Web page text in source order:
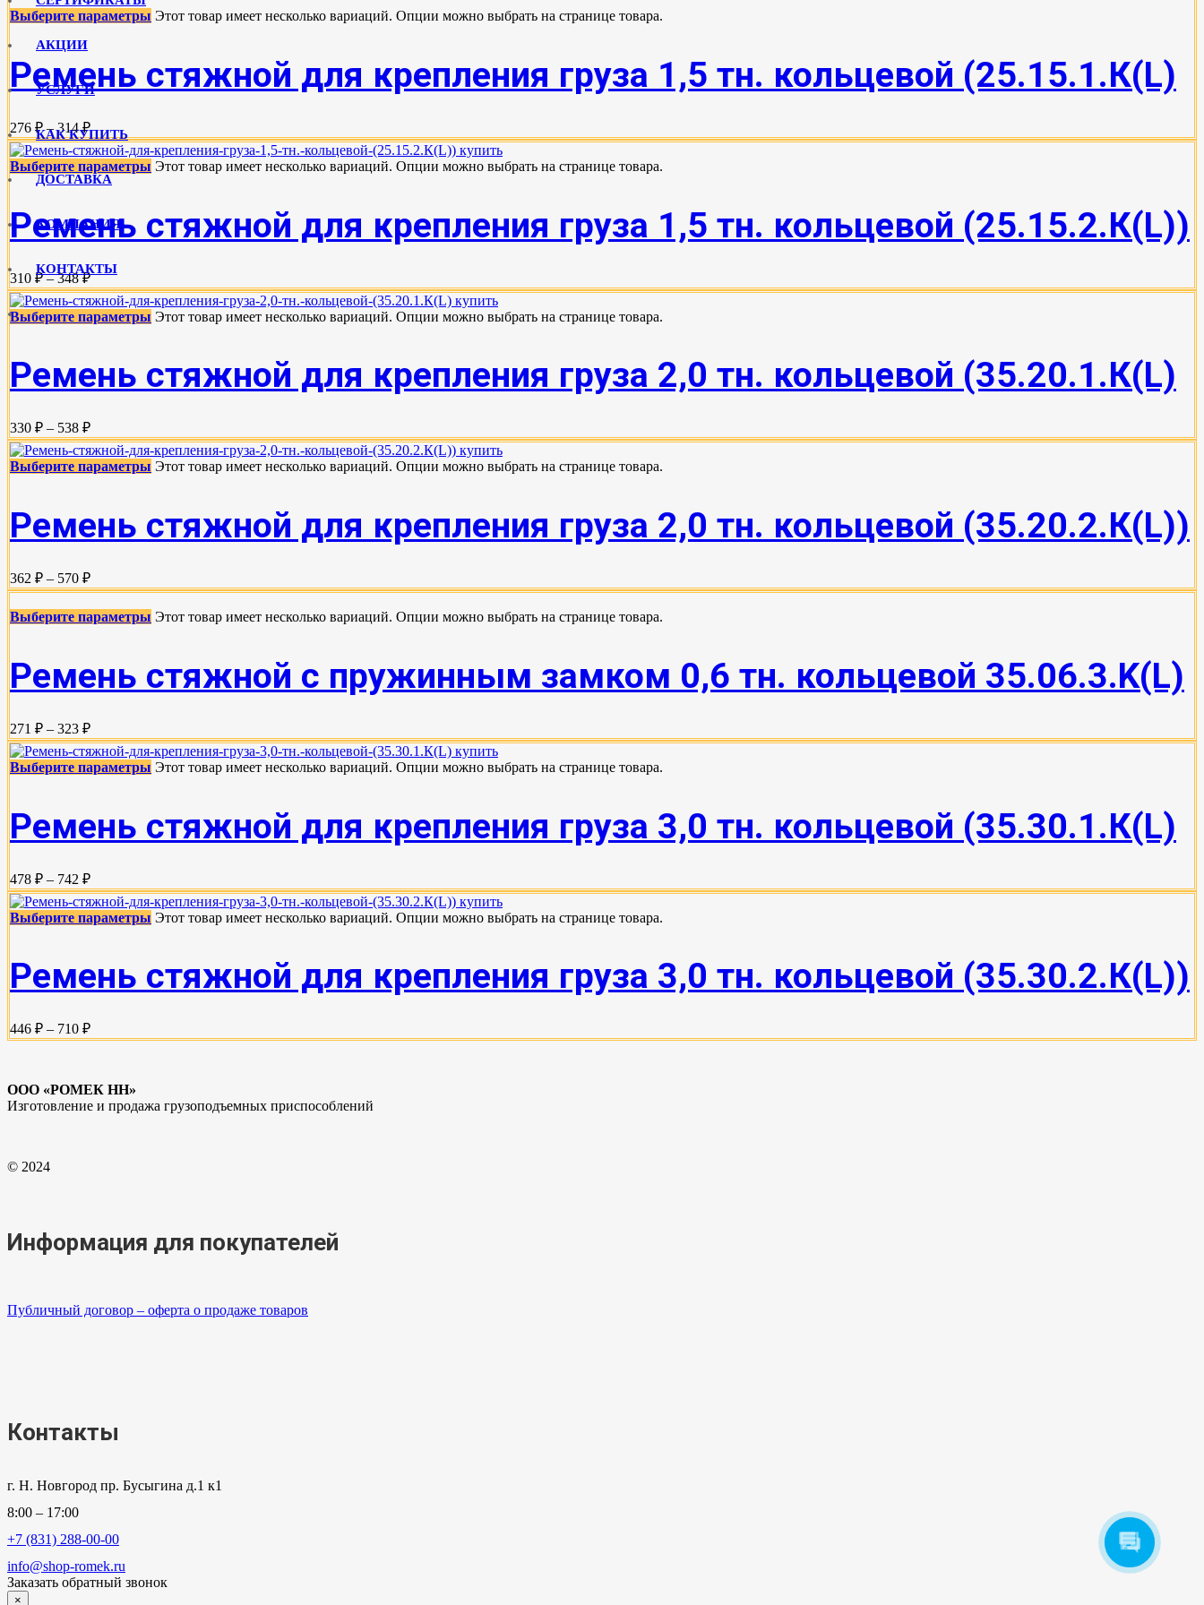
АКЦИИ
УСЛУГИ
КАК КУПИТЬ
ДОСТАВКА
КОМПАНИЯ
КОНТАКТЫ
Выберите параметры Этот товар имеет несколько вариаций. Опции можно выбрать на странице товара.
Ремень стяжной для крепления груза 1,5 тн. кольцевой (25.15.1.К(L)
276 ₽ – 314 ₽
Выберите параметры Этот товар имеет несколько вариаций. Опции можно выбрать на странице товара.
Ремень стяжной для крепления груза 1,5 тн. кольцевой (25.15.2.К(L))
310 ₽ – 348 ₽
Выберите параметры Этот товар имеет несколько вариаций. Опции можно выбрать на странице товара.
Ремень стяжной для крепления груза 2,0 тн. кольцевой (35.20.1.К(L)
330 ₽ – 538 ₽
Выберите параметры Этот товар имеет несколько вариаций. Опции можно выбрать на странице товара.
Ремень стяжной для крепления груза 2,0 тн. кольцевой (35.20.2.К(L))
362 ₽ – 570 ₽
Выберите параметры Этот товар имеет несколько вариаций. Опции можно выбрать на странице товара.
Ремень стяжной с пружинным замком 0,6 тн. кольцевой 35.06.3.K(L)
271 ₽ – 323 ₽
Выберите параметры Этот товар имеет несколько вариаций. Опции можно выбрать на странице товара.
Ремень стяжной для крепления груза 3,0 тн. кольцевой (35.30.1.К(L)
478 ₽ – 742 ₽
Выберите параметры Этот товар имеет несколько вариаций. Опции можно выбрать на странице товара.
Ремень стяжной для крепления груза 3,0 тн. кольцевой (35.30.2.К(L))
446 ₽ – 710 ₽
ООО «РОМЕК НН»
Изготовление и продажа грузоподъемных приспособлений
© 2024
Информация для покупателей
Публичный договор – оферта о продаже товаров
Контакты
г. Н. Новгород пр. Бусыгина д.1 к1
8:00 – 17:00
+7 (831) 288-00-00
info@shop-romek.ru
Заказать обратный звонок
×